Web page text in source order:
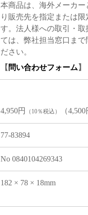
本商品は、海外メーカー
り販売先を指定または限
す。法人様への取引・取
ては、弊社担当窓口まで
ださい。
【 問い合わせフォーム 】
4,950円 （10％税込） （4,500
77-83894
No 0840104269343
182 × 78 × 18mm